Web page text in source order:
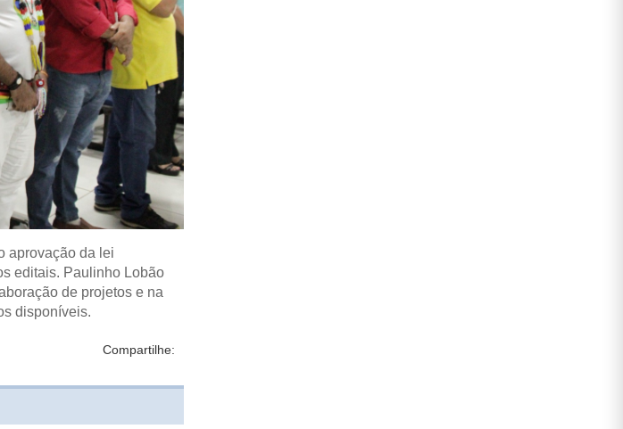
aprovação da lei
editais. Paulinho Lobão
de projetos e na
disponíveis.
Compartilhe: